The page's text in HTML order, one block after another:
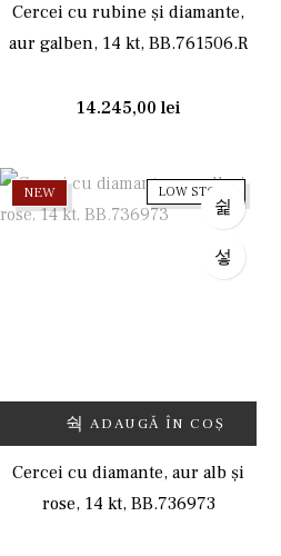
Cercei cu rubine și diamante,
aur galben, 14 kt, BB.761506.R
14.245,00 lei
LOW STOCK
NEW
ADAUGĂ ÎN COȘ
Cercei cu diamante, aur alb și
rose, 14 kt, BB.736973